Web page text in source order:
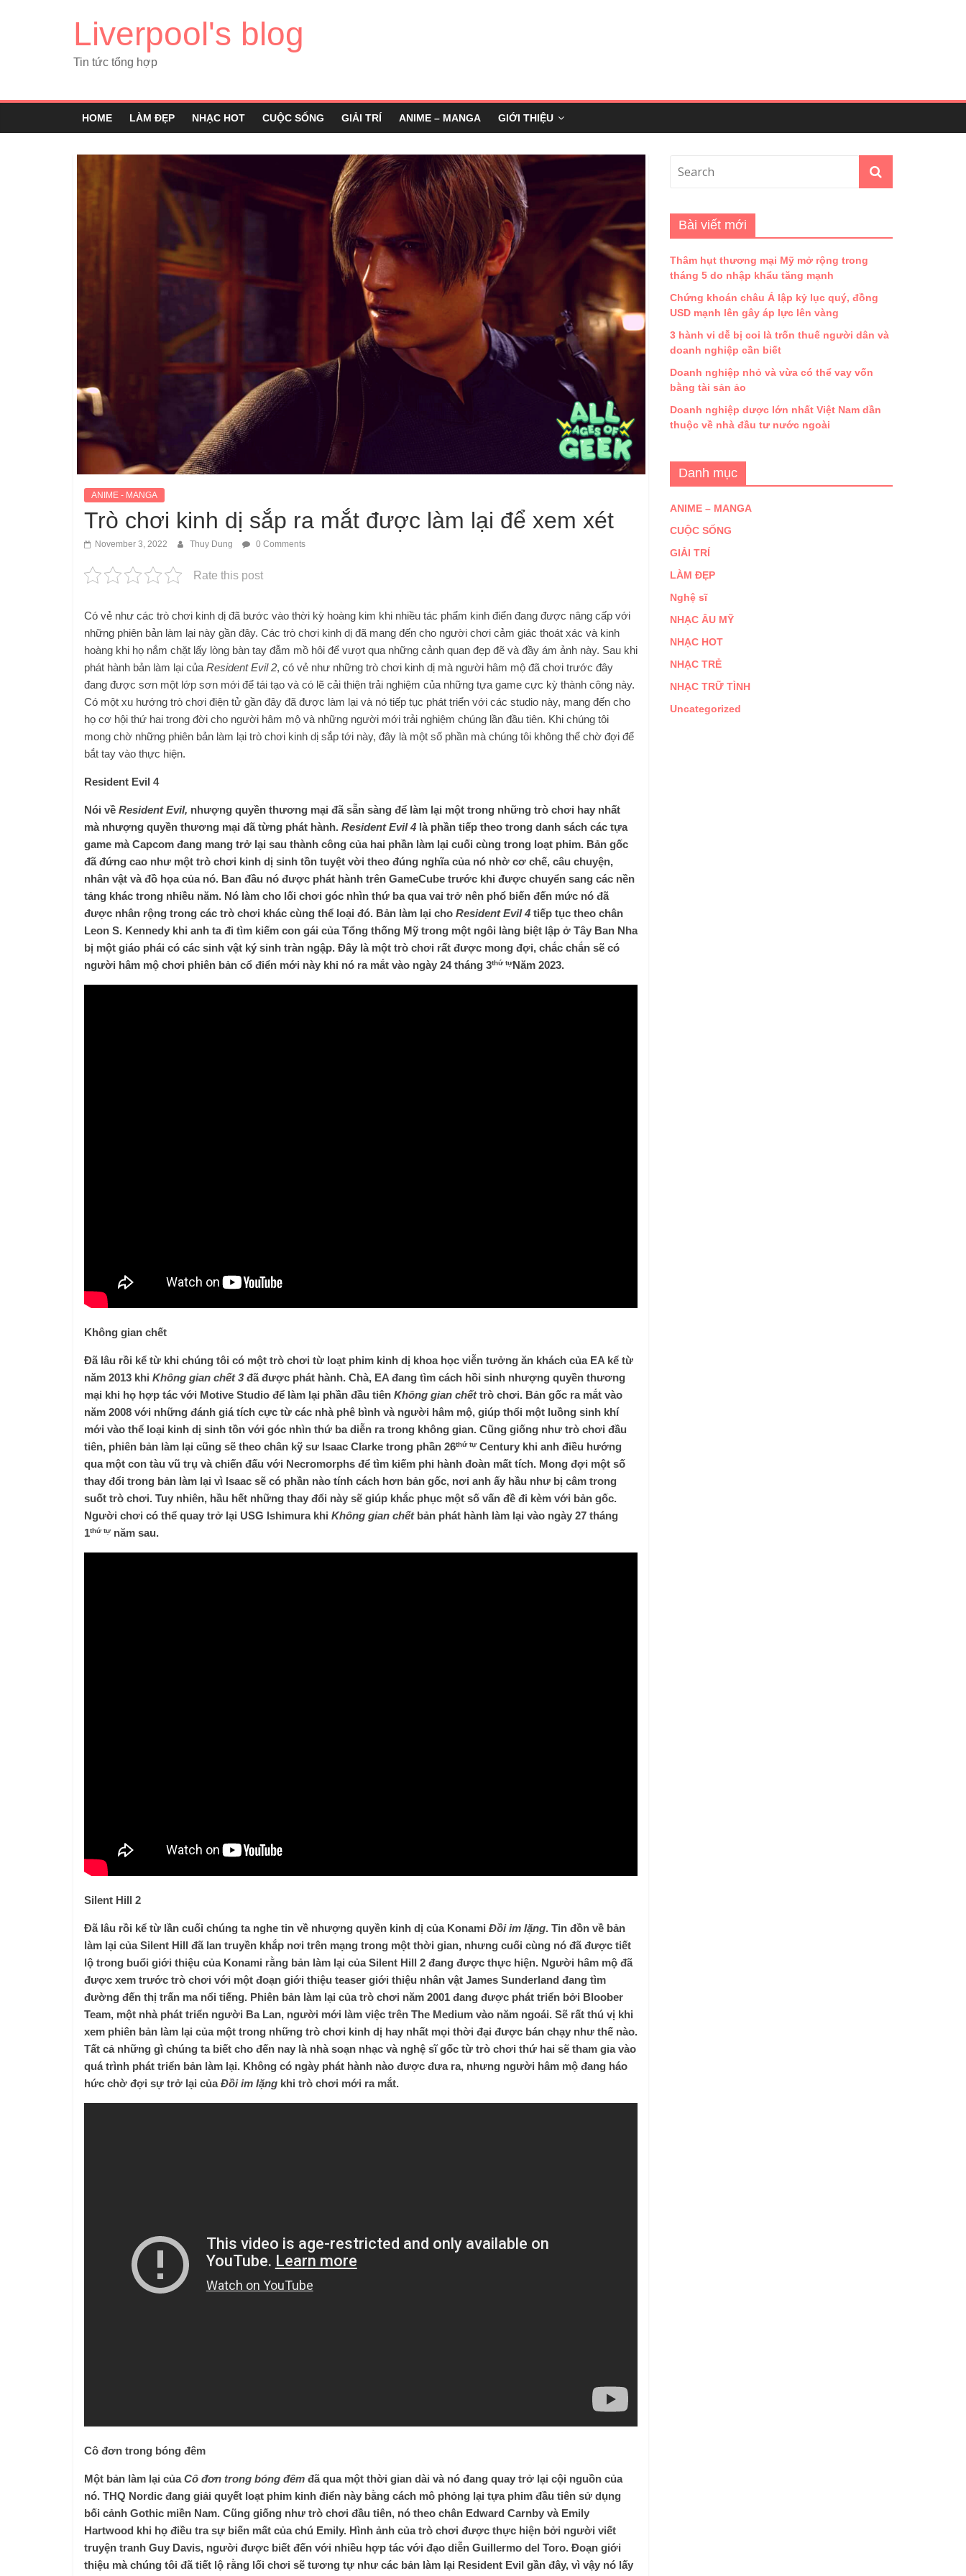
Liverpool's blog
Tin tức tổng hợp
HOME LÀM ĐẸP NHẠC HOT CUỘC SỐNG GIẢI TRÍ ANIME – MANGA GIỚI THIỆU
ANIME - MANGA
Trò chơi kinh dị sắp ra mắt được làm lại để xem xét
November 3, 2022 Thuy Dung 0 Comments
Rate this post
Có vẻ như các trò chơi kinh dị đã bước vào thời kỳ hoàng kim khi nhiều tác phẩm kinh điển đang được nâng cấp với
những phiên bản làm lại này gần đây. Các trò chơi kinh dị đã mang đến cho người chơi cảm giác thoát xác và kinh
hoàng khi họ nắm chặt lấy lòng bàn tay đẫm mồ hôi để vượt qua những cảnh quan đẹp đẽ và đầy ám ảnh này. Sau khi
phát hành bản làm lại của Resident Evil 2, có vẻ như những trò chơi kinh dị mà người hâm mộ đã chơi trước đây
đang được sơn một lớp sơn mới để tái tạo và có lẽ cải thiện trải nghiệm của những tựa game cực kỳ thành công này.
Có một xu hướng trò chơi điện tử gần đây đã được làm lại và nó tiếp tục phát triển với các studio này, mang đến cho
họ cơ hội thứ hai trong đời cho người hâm mộ và những người mới trải nghiệm chúng lần đầu tiên. Khi chúng tôi
mong chờ những phiên bản làm lại trò chơi kinh dị sắp tới này, đây là một số phần mà chúng tôi không thể chờ đợi để
bắt tay vào thực hiện.
Resident Evil 4
Nói về Resident Evil, nhượng quyền thương mại đã sẵn sàng để làm lại một trong những trò chơi hay nhất
mà nhượng quyền thương mại đã từng phát hành. Resident Evil 4 là phần tiếp theo trong danh sách các tựa
game mà Capcom đang mang trở lại sau thành công của hai phần làm lại cuối cùng trong loạt phim. Bản gốc
đã đứng cao như một trò chơi kinh dị sinh tồn tuyệt vời theo đúng nghĩa của nó nhờ cơ chế, câu chuyện,
nhân vật và đồ họa của nó. Ban đầu nó được phát hành trên GameCube trước khi được chuyển sang các nền
tảng khác trong nhiều năm. Nó làm cho lối chơi góc nhìn thứ ba qua vai trở nên phổ biến đến mức nó đã
được nhân rộng trong các trò chơi khác cùng thể loại đó. Bản làm lại cho Resident Evil 4 tiếp tục theo chân
Leon S. Kennedy khi anh ta đi tìm kiếm con gái của Tổng thống Mỹ trong một ngôi làng biệt lập ở Tây Ban Nha
bị một giáo phái có các sinh vật ký sinh tràn ngập. Đây là một trò chơi rất được mong đợi, chắc chắn sẽ có
người hâm mộ chơi phiên bản cổ điển mới này khi nó ra mắt vào ngày 24 tháng 3thứ tựNăm 2023.
Không gian chết
Đã lâu rồi kể từ khi chúng tôi có một trò chơi từ loạt phim kinh dị khoa học viễn tưởng ăn khách của EA kể từ
năm 2013 khi Không gian chết 3 đã được phát hành. Chà, EA đang tìm cách hồi sinh nhượng quyền thương
mại khi họ hợp tác với Motive Studio để làm lại phần đầu tiên Không gian chếttrò chơi. Bản gốc ra mắt vào
năm 2008 với những đánh giá tích cực từ các nhà phê bình và người hâm mộ, giúp thổi một luồng sinh khí
mới vào thể loại kinh dị sinh tồn với góc nhìn thứ ba diễn ra trong không gian. Cũng giống như trò chơi đầu
tiên, phiên bản làm lại cũng sẽ theo chân kỹ sư Isaac Clarke trong phần 26thứ tựCentury khi anh điều hướng
qua một con tàu vũ trụ và chiến đấu với Necromorphs để tìm kiếm phi hành đoàn mất tích. Mong đợi một số
thay đổi trong bản làm lại vì Isaac sẽ có phần nào tính cách hơn bản gốc, nơi anh ấy hầu như bị câm trong
suốt trò chơi. Tuy nhiên, hầu hết những thay đổi này sẽ giúp khắc phục một số vấn đề đi kèm với bản gốc.
Người chơi có thể quay trở lại USG Ishimura khi Không gian chết bản phát hành làm lại vào ngày 27 tháng
1thứ tựnăm sau.
Silent Hill 2
Đã lâu rồi kể từ lần cuối chúng ta nghe tin về nhượng quyền kinh dị của Konami Đồi im lặng. Tin đồn về bản
làm lại của Silent Hill đã lan truyền khắp nơi trên mạng trong một thời gian, nhưng cuối cùng nó đã được tiết
lộ trong buổi giới thiệu của Konami rằng bản làm lại của Silent Hill 2 đang được thực hiện. Người hâm mộ đã
được xem trước trò chơi với một đoạn giới thiệu teaser giới thiệu nhân vật James Sunderland đang tìm
đường đến thị trấn ma nổi tiếng. Phiên bản làm lại của trò chơi năm 2001 đang được phát triển bởi Bloober
Team, một nhà phát triển người Ba Lan, người mới làm việc trên The Medium vào năm ngoái. Sẽ rất thú vị khi
xem phiên bản làm lại của một trong những trò chơi kinh dị hay nhất mọi thời đại được bán chạy như thế nào.
Tất cả những gì chúng ta biết cho đến nay là nhà soạn nhạc và nghệ sĩ gốc từ trò chơi thứ hai sẽ tham gia vào
quá trình phát triển bản làm lại. Không có ngày phát hành nào được đưa ra, nhưng người hâm mộ đang háo
hức chờ đợi sự trở lại củaĐồi im lặng khi trò chơi mới ra mắt.
Cô đơn trong bóng đêm
Một bản làm lại củaCô đơn trong bóng đêm đã qua một thời gian dài và nó đang quay trở lại cội nguồn của
nó. THQ Nordic đang giải quyết loạt phim kinh điển này bằng cách mô phỏng lại tựa phim đầu tiên sử dụng
bối cảnh Gothic miền Nam. Cũng giống như trò chơi đầu tiên, nó theo chân Edward Carnby và Emily
Hartwood khi họ điều tra sự biến mất của chú Emily. Hình ảnh của trò chơi được thực hiện bởi người viết
truyện tranh Guy Davis, người được biết đến với nhiều hợp tác với đạo diễn Guillermo del Toro. Đoạn giới
thiệu mà chúng tôi đã tiết lộ rằng lối chơi sẽ tương tự như các bản làm lại Resident Evil gần đây, vì vậy nó lấy
Bài viết mới
Thâm hụt thương mại Mỹ mở rộng trong
tháng 5 do nhập khẩu tăng mạnh
Chứng khoán châu Á lập kỷ lục quý, đồng
USD mạnh lên gây áp lực lên vàng
3 hành vi dễ bị coi là trốn thuế người dân và
doanh nghiệp cần biết
Doanh nghiệp nhỏ và vừa có thể vay vốn
bằng tài sản ảo
Doanh nghiệp dược lớn nhất Việt Nam dần
thuộc về nhà đầu tư nước ngoài
Danh mục
ANIME – MANGA
CUỘC SỐNG
GIẢI TRÍ
LÀM ĐẸP
Nghệ sĩ
NHẠC ÂU MỸ
NHẠC HOT
NHẠC TRẺ
NHẠC TRỮ TÌNH
Uncategorized